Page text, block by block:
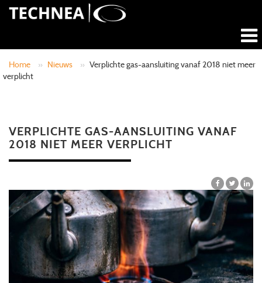
Home » Nieuws » Verplichte gas-aansluiting vanaf 2018 niet meer
verplicht
VERPLICHTE GAS-AANSLUITING VANAF
2018 NIET MEER VERPLICHT